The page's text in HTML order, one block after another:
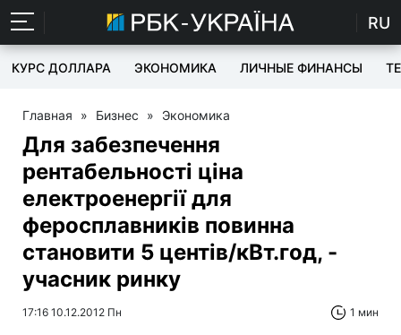
RU
КУРС ДОЛЛАРА ЭКОНОМИКА ЛИЧНЫЕ ФИНАНСЫ
Главная » Бизнес » Экономика
Для забезпечення
рентабельності ціна
електроенергії для
феросплавників повинна
становити 5 центів/кВт.год, -
учасник ринку
17:16 10.12.2012 Пн 1 мин